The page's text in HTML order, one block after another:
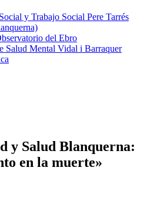
y Trabajo Social Pere Tarrés
del Ebro
Salud Mental Vidal i Barraquer
y Salud Blanquerna:
en la muerte»